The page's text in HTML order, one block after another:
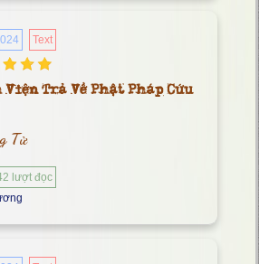
Text
Viện Trả Về Phật Pháp Cứu
Tử
lượt đọc